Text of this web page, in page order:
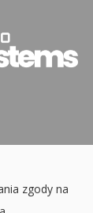
zgody na